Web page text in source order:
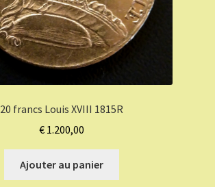
20 francs Louis XVIII 1815R
€ 1.200,00
Ajouter au panier